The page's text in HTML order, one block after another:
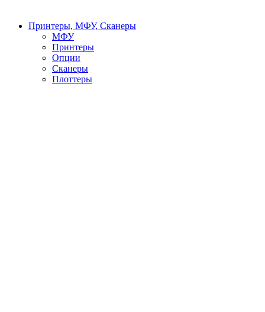
Принтеры, МФУ, Сканеры
МФУ
Принтеры
Опции
Сканеры
Плоттеры